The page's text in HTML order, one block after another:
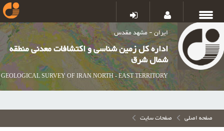
ایران - مشهد مقدس
اداره کل زمین شناسی و اکتشافات معدنی منطقه
شمال شرق
GEOLOGICAL SURVEY OF IRAN NORTH - EAST TERRITORY
صفحه اصلی صفحات سایت